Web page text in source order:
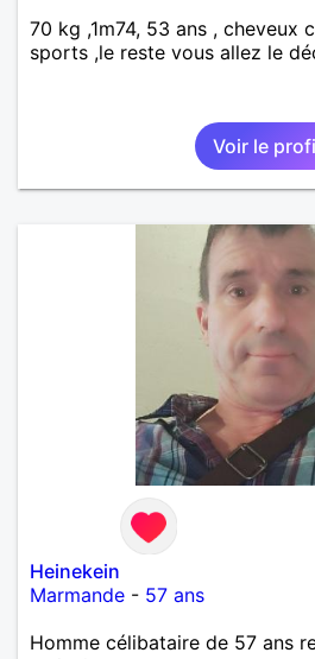
70 kg ,1m74, 53 ans , cheveux
sports ,le reste vous allez le
Voir le
Heinekein
Marmande - 57 ans
Homme célibataire de 57 ans